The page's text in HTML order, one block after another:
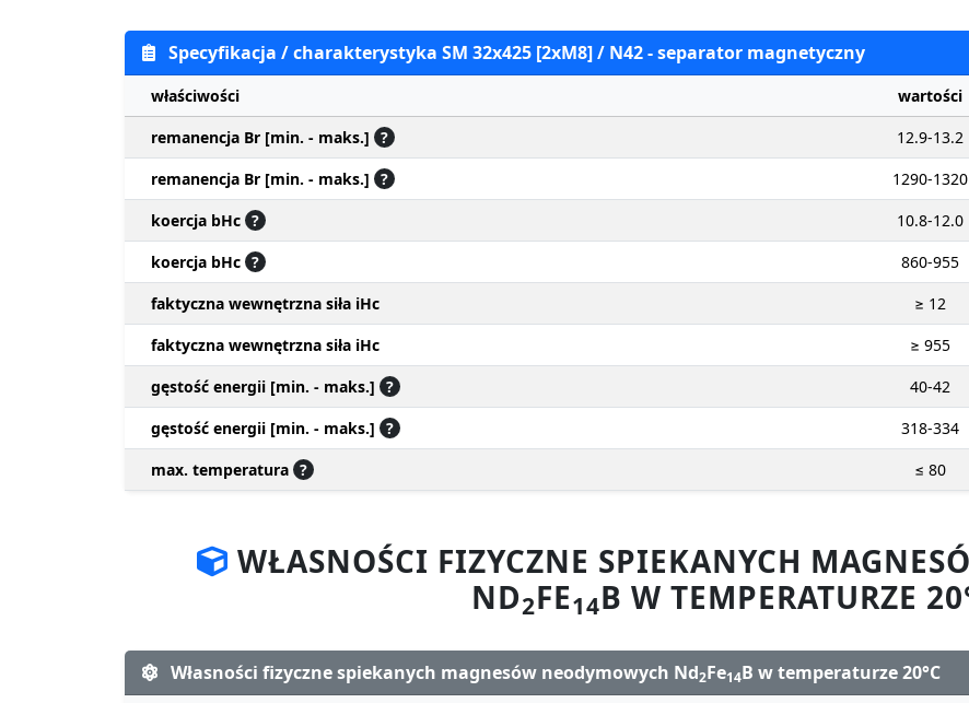
Specyfikacja / charakterystyka SM 32x425 [2xM8] / N42 - separator magnetyczny
właściwości wartości
remanencja Br [min. - maks.] ? 12.9-13.2
remanencja Br [min. - maks.] ? 1290-1320
koercja bHc ? 10.8-12.0
koercja bHc ? 860-955
faktyczna wewnętrzna siła iHc
≥ 12
faktyczna wewnętrzna siła iHc
≥ 955
gęstość energii [min. - maks.] ? 40-42
gęstość energii [min. - maks.] ? 318-334
max. temperatura ? ≤ 80
WŁASNOŚCI FIZYCZNE SPIEKANYCH
ND2FE14B W TEMPERATURZE
Własności fizyczne spiekanych magnesów neodymowych Nd2Fe14B w temperaturze 20°C